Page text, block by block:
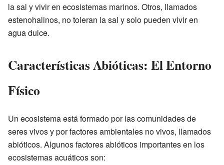
la sal y vivir en ecosistemas marinos. Otros, llamados
estenohalinos, no toleran la sal y solo pueden vivir en
agua dulce.
Características Abióticas: El Entorno
Físico
Un ecosistema está formado por las comunidades de
seres vivos y por factores ambientales no vivos, llamados
abióticos. Algunos factores abióticos importantes en los
ecosistemas acuáticos son: